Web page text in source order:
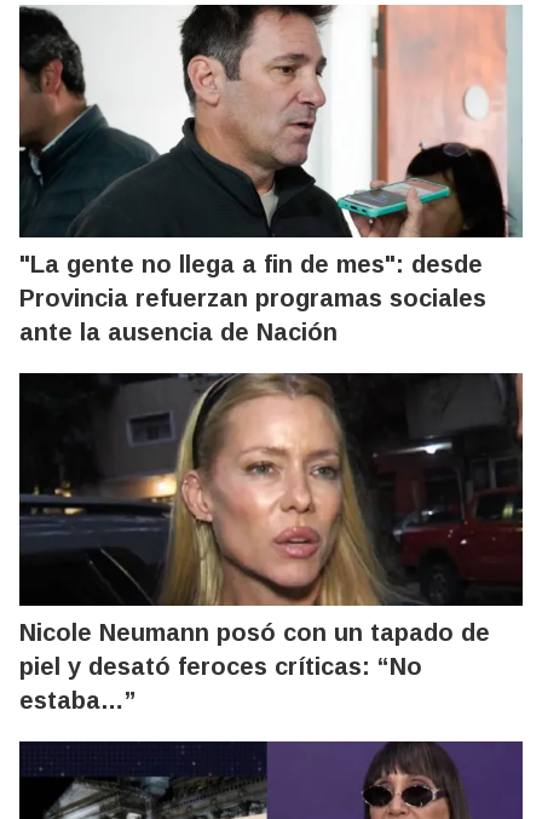
"La gente no llega a fin de mes": desde
Provincia refuerzan programas sociales
ante la ausencia de Nación
Nicole Neumann posó con un tapado de
piel y desató feroces críticas: “No
estaba…”